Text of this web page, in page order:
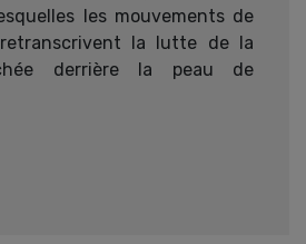
les mouvements de
la lutte de la
derrière la peau de